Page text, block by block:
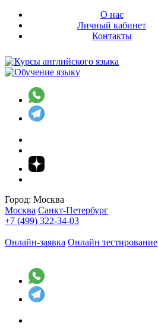
О нас
Личный кабинет
Контакты
Город: Москва
Москва Санкт-Петербург
+7 (499) 322-34-03
Онлайн-заявка Онлайн тестирование